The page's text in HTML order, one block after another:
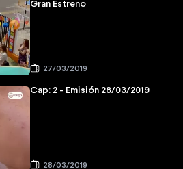
Gran Estreno
27/03/2019
Cap: 2 - Emisión 28/03/2019
28/03/2019